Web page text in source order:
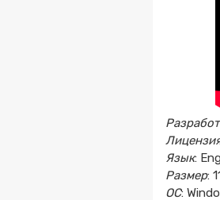
Язык:
Размер:
ОС: